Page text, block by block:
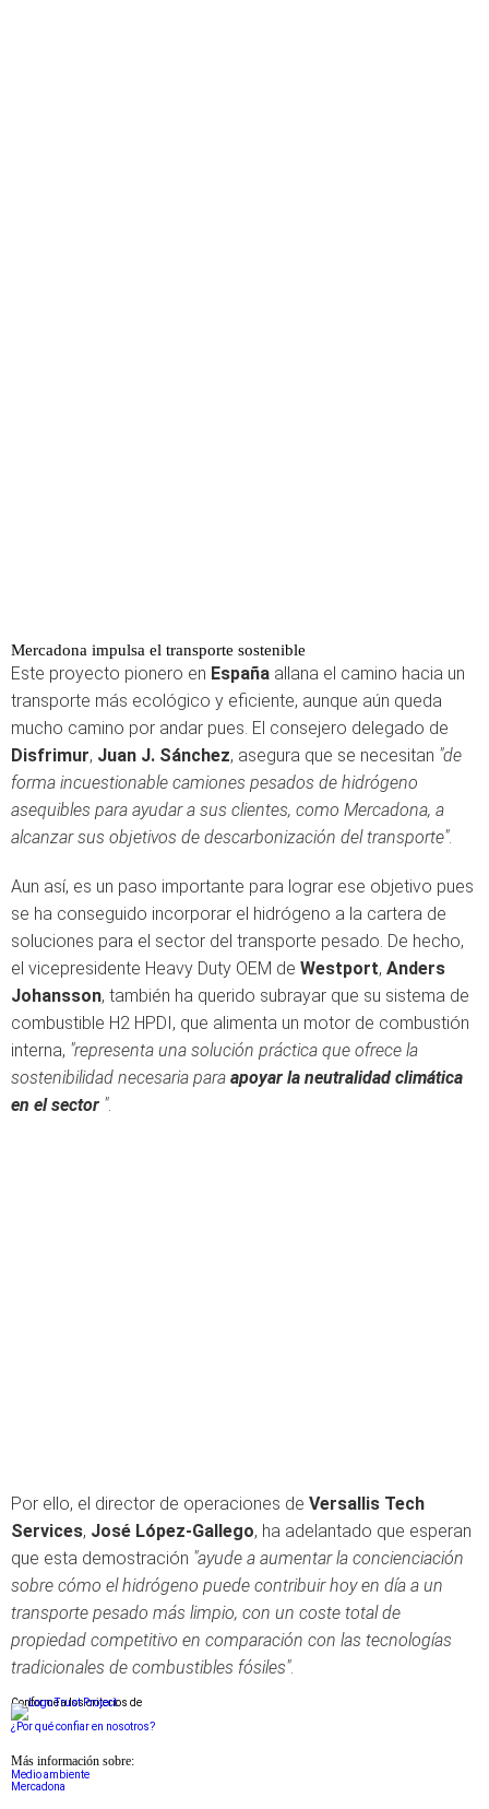
Mercadona impulsa el transporte sostenible
Este proyecto pionero en España allana el camino hacia un
transporte más ecológico y eficiente, aunque aún queda
mucho camino por andar pues. El consejero delegado de
Disfrimur, Juan J. Sánchez, asegura que se necesitan "de
forma incuestionable camiones pesados de hidrógeno
asequibles para ayudar a sus clientes, como Mercadona, a
alcanzar sus objetivos de descarbonización del transporte".
Aun así, es un paso importante para lograr ese objetivo pues
se ha conseguido incorporar el hidrógeno a la cartera de
soluciones para el sector del transporte pesado. De hecho,
el vicepresidente Heavy Duty OEM de Westport, Anders
Johansson, también ha querido subrayar que su sistema de
combustible H2 HPDI, que alimenta un motor de combustión
interna, "representa una solución práctica que ofrece la
sostenibilidad necesaria para apoyar la neutralidad climática
en el sector ".
Por ello, el director de operaciones de Versallis Tech
Services, José López-Gallego, ha adelantado que esperan
que esta demostración "ayude a aumentar la concienciación
sobre cómo el hidrógeno puede contribuir hoy en día a un
transporte pesado más limpio, con un coste total de
propiedad competitivo en comparación con las tecnologías
tradicionales de combustibles fósiles".
Conforme a los criterios de
¿Por qué confiar en nosotros?
Más información sobre:
Medio ambiente
Mercadona